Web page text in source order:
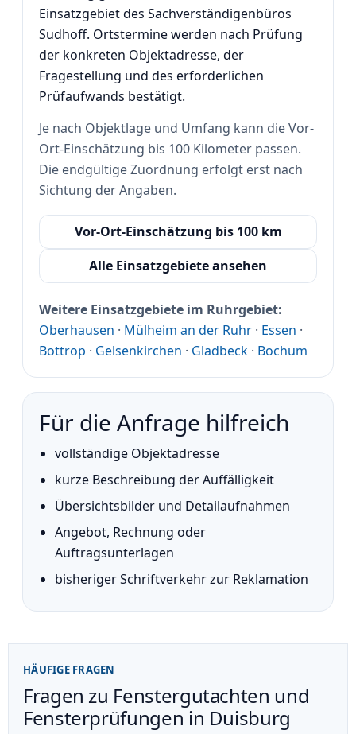
Einsatzgebiet des Sachverständigenbüros
Sudhoff. Ortstermine werden nach Prüfung
der konkreten Objektadresse, der
Fragestellung und des erforderlichen
Prüfaufwands bestätigt.
Je nach Objektlage und Umfang kann die Vor-
Ort-Einschätzung bis 100 Kilometer passen.
Die endgültige Zuordnung erfolgt erst nach
Sichtung der Angaben.
Vor-Ort-Einschätzung bis 100 km
Alle Einsatzgebiete ansehen
Weitere Einsatzgebiete im Ruhrgebiet:
Oberhausen · Mülheim an der Ruhr · Essen ·
Bottrop · Gelsenkirchen · Gladbeck · Bochum
Für die Anfrage hilfreich
vollständige Objektadresse
kurze Beschreibung der Auffälligkeit
Übersichtsbilder und Detailaufnahmen
Angebot, Rechnung oder
Auftragsunterlagen
bisheriger Schriftverkehr zur Reklamation
HÄUFIGE FRAGEN
Fragen zu Fenstergutachten und
Fensterprüfungen in Duisburg